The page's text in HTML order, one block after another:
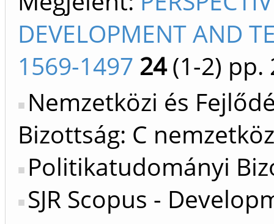
DEVELOPMENT AND
1569-1497 24(1-2) pp.
Nemzetközi és
Bizottság: C
Politikatudományi
SJR Scopus -